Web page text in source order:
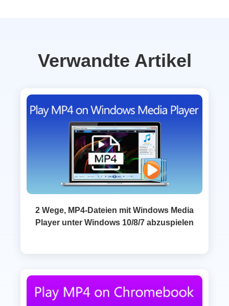
Verwandte Artikel
2 Wege, MP4‑Dateien mit Windows Media
Player unter Windows 10/8/7 abzuspielen